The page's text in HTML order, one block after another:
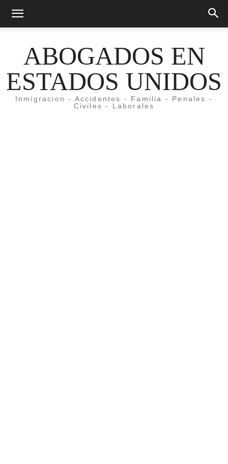
ABOGADOS EN
ESTADOS UNIDOS
Inmigracion - Accidentes - Familia - Penales -
Civiles - Laborales